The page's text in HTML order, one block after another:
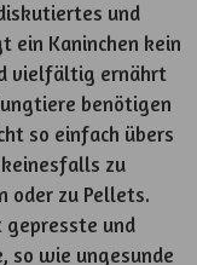
und
ein Kaninchen kein
vielfältig ernährt
benötigen
so einfach übers
zu
oder zu Pellets.
und
so wie ungesunde